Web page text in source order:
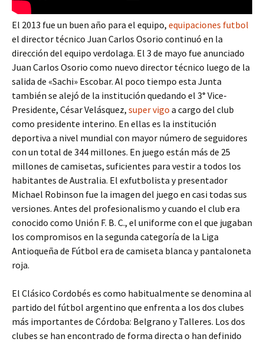
El 2013 fue un buen año para el equipo, equipaciones futbol
el director técnico Juan Carlos Osorio continuó en la
dirección del equipo verdolaga. El 3 de mayo fue anunciado
Juan Carlos Osorio como nuevo director técnico luego de la
salida de «Sachi» Escobar. Al poco tiempo esta Junta
también se alejó de la institución quedando el 3° Vice-
Presidente, César Velásquez, super vigo a cargo del club
como presidente interino. En ellas es la institución
deportiva a nivel mundial con mayor número de seguidores
con un total de 344 millones. En juego están más de 25
millones de camisetas, suficientes para vestir a todos los
habitantes de Australia. El exfutbolista y presentador
Michael Robinson fue la imagen del juego en casi todas sus
versiones. Antes del profesionalismo y cuando el club era
conocido como Unión F. B. C., el uniforme con el que jugaban
los compromisos en la segunda categoría de la Liga
Antioqueña de Fútbol era de camiseta blanca y pantaloneta
roja.
El Clásico Cordobés es como habitualmente se denomina al
partido del fútbol argentino que enfrenta a los dos clubes
más importantes de Córdoba: Belgrano y Talleres. Los dos
clubes se han encontrado de forma directa o han definido